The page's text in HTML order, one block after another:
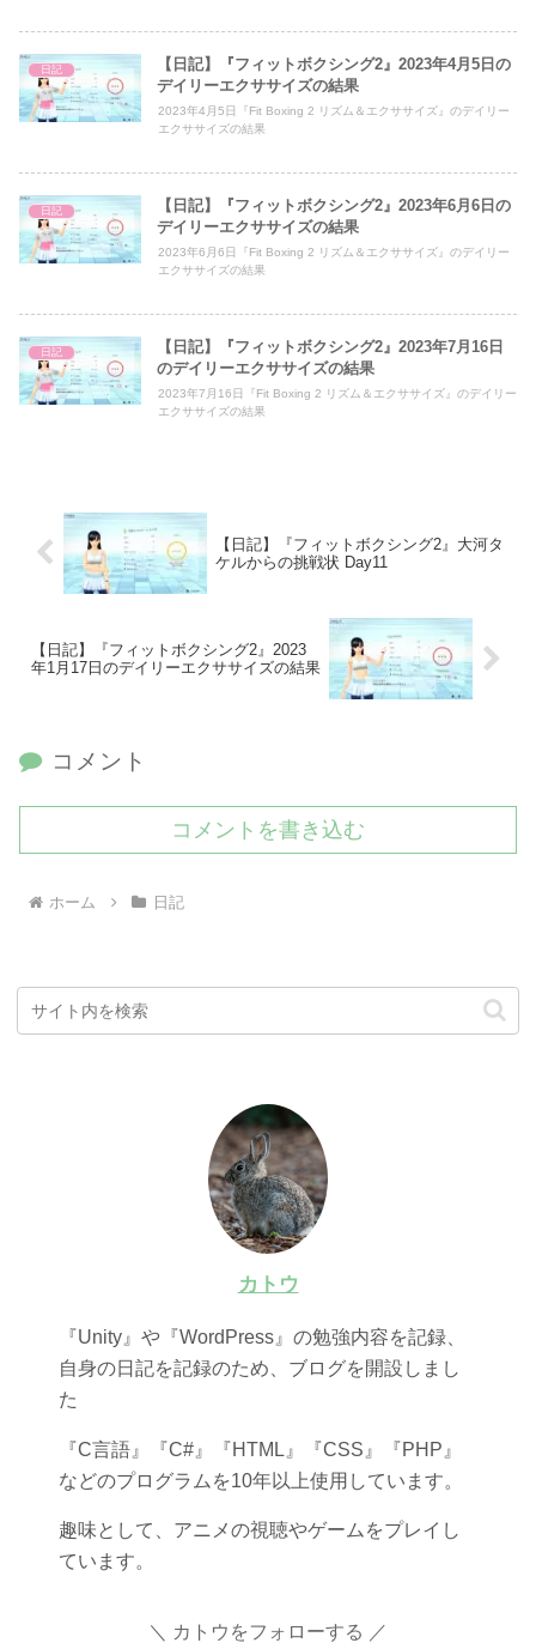
日記
【日記】『フィットボクシング2』2023年4月5日の
デイリーエクササイズの結果
2023年4月5日『Fit Boxing 2 リズム＆エクササイズ』のデイリー
エクササイズの結果
日記
【日記】『フィットボクシング2』2023年6月6日の
デイリーエクササイズの結果
2023年6月6日『Fit Boxing 2 リズム＆エクササイズ』のデイリー
エクササイズの結果
日記
【日記】『フィットボクシング2』2023年7月16日
のデイリーエクササイズの結果
2023年7月16日『Fit Boxing 2 リズム＆エクササイズ』のデイリー
エクササイズの結果
【日記】『フィットボクシング2』大河タ
ケルからの挑戦状 Day11
【日記】『フィットボクシング2』2023
年1月17日のデイリーエクササイズの結果
コメント
コメントを書き込む
ホーム 日記
カトウ
『Unity』や『WordPress』の勉強内容を記録、
自身の日記を記録のため、ブログを開設しまし
た
『C言語』『C#』『HTML』『CSS』『PHP』
などのプログラムを10年以上使用しています。
趣味として、アニメの視聴やゲームをプレイし
ています。
カトウをフォローする